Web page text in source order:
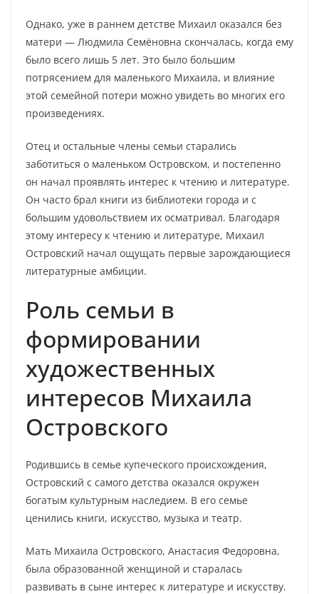
Однако, уже в раннем детстве Михаил оказался без
матери — Людмила Семёновна скончалась, когда ему
было всего лишь 5 лет. Это было большим
потрясением для маленького Михаила, и влияние
этой семейной потери можно увидеть во многих его
произведениях.
Отец и остальные члены семьи старались
заботиться о маленьком Островском, и постепенно
он начал проявлять интерес к чтению и литературе.
Он часто брал книги из библиотеки города и с
большим удовольствием их осматривал. Благодаря
этому интересу к чтению и литературе, Михаил
Островский начал ощущать первые зарождающиеся
литературные амбиции.
Роль семьи в
формировании
художественных
интересов Михаила
Островского
Родившись в семье купеческого происхождения,
Островский с самого детства оказался окружен
богатым культурным наследием. В его семье
ценились книги, искусство, музыка и театр.
Мать Михаила Островского, Анастасия Федоровна,
была образованной женщиной и старалась
развивать в сыне интерес к литературе и искусству.